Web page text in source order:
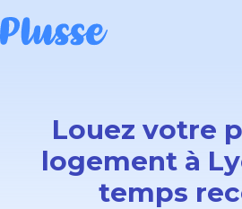
Louez votre
logement à
temps